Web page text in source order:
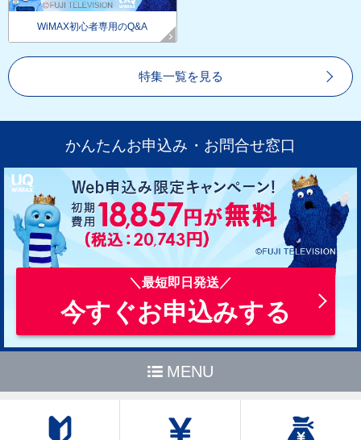
WiMAX初心者専用のQ&A
特集一覧を見る
かんたんお申込み・お問合せ窓口
今すぐお申込みする
MENU